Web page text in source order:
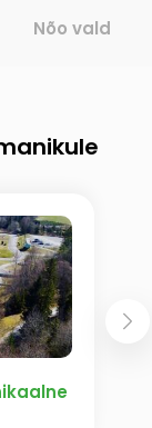
Rõuge vald